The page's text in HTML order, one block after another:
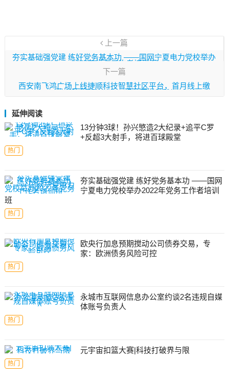
上一篇
夯实基础强党建 练好党务基本功 ——国网宁夏电力党校举办
2022年党务工作者培训班
下一篇
西安南飞鸿广场上线捷顺科技智慧社区平台，首月线上缴
费提升至70%以上，满意度提升5%
延伸阅读
13分钟3球！孙兴慜造2大纪录+追平C罗
+反超3大射手，将进百球殿堂
热门
夯实基础强党建 练好党务基本功 ——国网
宁夏电力党校举办2022年党务工作者培训
班
热门
欧央行加息预期搅动公司债券交易，专
家：欧洲债务风险可控
热门
永城市互联网信息办公室约谈2名违规自媒
体账号负责人
热门
元宇宙扣篮大赛|科技打破界与限
热门